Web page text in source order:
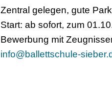
Zentral gelegen, gute
Start: ab sofort, zum
Bewerbung mit
info@ballettschule-